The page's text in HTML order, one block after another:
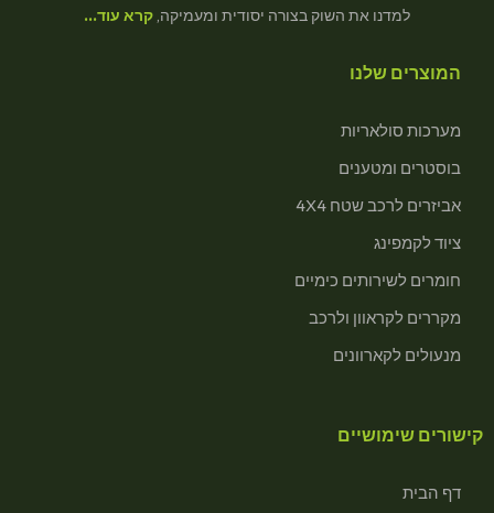
למדנו את השוק בצורה יסודית ומעמיקה, קרא עוד…
המוצרים שלנו
מערכות סולאריות
בוסטרים ומטענים
אביזרים לרכב שטח 4X4
ציוד לקמפינג
חומרים לשירותים כימיים
מקררים לקראוון ולרכב
מנעולים לקארוונים
קישורים שימושיים
דף הבית